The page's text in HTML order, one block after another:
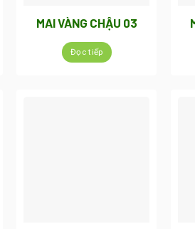
MAI VÀNG CHẬU 03
Đọc tiếp